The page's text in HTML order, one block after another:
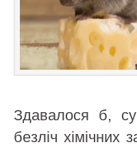
Здавалося б,
безліч хімічних